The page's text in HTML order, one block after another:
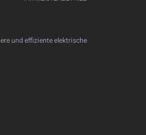
und effiziente elektrische